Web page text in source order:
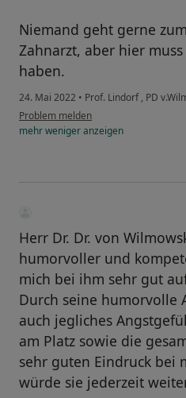
Niemand geht gerne
Zahnarzt, aber hier
haben.
24. Mai 2022 • Prof. Lindorf , PD
Problem melden
mehrwenigeranzeigen
Herr Dr. Dr. von
humorvoller und
mich bei ihm sehr gut
Durch seine humorvolle
auch jegliches
am Platz sowie die
sehr guten Eindruck bei
würde sie jederzeit